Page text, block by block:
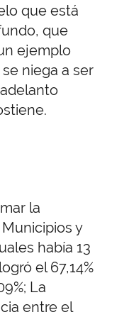
que está
que
ejemplo
niega a ser
la
y
había 13
el 67,14%
La
entre el